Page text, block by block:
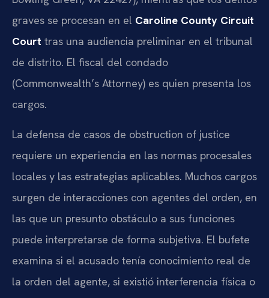
graves se procesan en el Caroline County Circuit
Court tras una audiencia preliminar en el tribunal
de distrito. El fiscal del condado
(Commonwealth’s Attorney) es quien presenta los
cargos.
La defensa de casos de obstruction of justice
requiere un experiencia en las normas procesales
locales y las estrategias aplicables. Muchos cargos
surgen de interacciones con agentes del orden, en
las que un presunto obstáculo a sus funciones
puede interpretarse de forma subjetiva. El bufete
examina si el acusado tenía conocimiento real de
la orden del agente, si existió interferencia física o